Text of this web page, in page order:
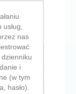
nas
i
(w tym
hasło).